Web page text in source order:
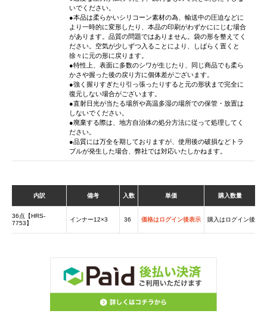
いでください。
●本品は柔らかいシリコーン素材の為、輸送中の圧迫などに
より一時的に変形したり、本品の印刷がわずかににじむ場合
があります。品質の問題ではありません。袋の形を整えてく
ださい。空気が少しずつ入ることにより、しばらく置くと
徐々に元の形に戻ります。
●特性上、表面に多数のシワが生じたり、同じ商品でも柔ら
かさや握った後の戻り方に個体差がございます。
●強く握りすぎたり引っ張ったりすると元の形状まで完全に
復元しない場合がございます。
●直射日光が当たる場所や高温多湿の場所での保管・放置は
しないでください。
●廃棄する際は、地方自治体の処分方法に従って処理してく
ださい。
●品質には万全を期しておりますが、使用後の破損などトラ
ブルが発生した場合、弊社では対応いたしかねます。
内訳 備考 入数 単価 購入数量
36点【HRS-
7753】
インナー12×3 36 価格はログイン後表示 購入はログイン後